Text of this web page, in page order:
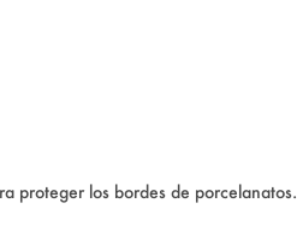
proteger los bordes de porcelanatos.